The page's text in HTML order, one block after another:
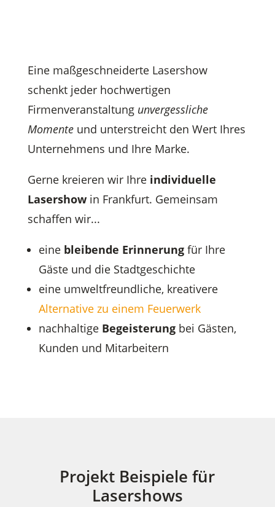
Eine maßgeschneiderte Lasershow
schenkt jeder hochwertigen
Firmenveranstaltung unvergessliche
Momenteund unterstreicht den Wert Ihres
Unternehmens und Ihre Marke.
Gerne kreieren wir Ihre individuelle
Lasershowin Frankfurt. Gemeinsam
schaffen wir...
eine bleibende Erinnerungfür Ihre
Gäste und die Stadtgeschichte
eine umweltfreundliche, kreativere
Alternative zu einem Feuerwerk
nachhaltige Begeisterungbei Gästen,
Kunden und Mitarbeitern
Projekt Beispiele für
Lasershows